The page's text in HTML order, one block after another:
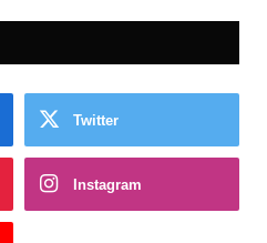
Twitter
Instagram